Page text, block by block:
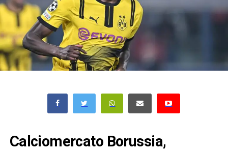
Calciomercato Borussia,